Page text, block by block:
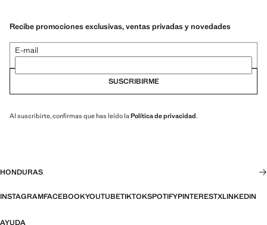
Recibe promociones exclusivas, ventas privadas y novedades
E-mail
SUSCRIBIRME
Al suscribirte, confirmas que has leído la Política de privacidad.
HONDURAS
INSTAGRAMFACEBOOKYOUTUBETIKTOKSPOTIFYPINTERESTXLINKEDIN
AYUDA